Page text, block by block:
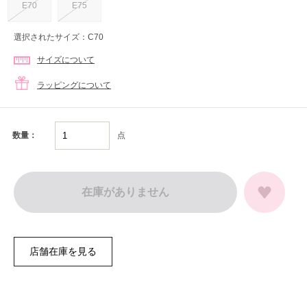
E70 E75
選択されたサイズ：C70
サイズについて
ラッピングについて
数量： 点
在庫がありません